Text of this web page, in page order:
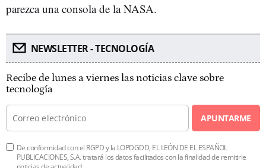
parezca una consola de la NASA.
NEWSLETTER - TECNOLOGÍA
Recibe de lunes a viernes las noticias clave sobre
tecnología
APUNTARME
De conformidad con el RGPD y la LOPDGDD, EL LEÓN DE EL ESPAÑOL
PUBLICACIONES, S.A. tratará los datos facilitados con la finalidad de remitirle